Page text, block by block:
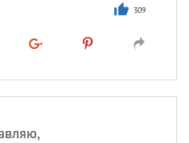
309
значениеи